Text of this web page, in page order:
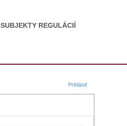
SUBJEKTY REGULÁCIÍ
Prihlásiť